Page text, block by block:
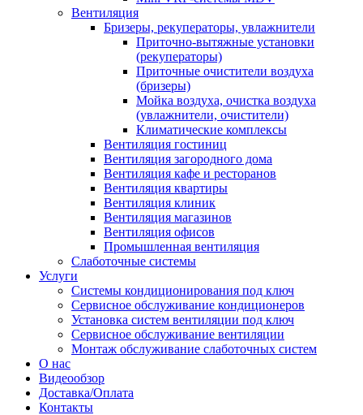
Вентиляция
Бризеры, рекуператоры, увлажнители
Приточно-вытяжные установки
(рекуператоры)
Приточные очистители воздуха
(бризеры)
Мойка воздуха, очистка воздуха
(увлажнители, очистители)
Климатические комплексы
Вентиляция гостиниц
Вентиляция загородного дома
Вентиляция кафе и ресторанов
Вентиляция квартиры
Вентиляция клиник
Вентиляция магазинов
Вентиляция офисов
Промышленная вентиляция
Слаботочные системы
Услуги
Системы кондиционирования под ключ
Сервисное обслуживание кондиционеров
Установка систем вентиляции под ключ
Сервисное обслуживание вентиляции
Монтаж обслуживание слаботочных систем
О нас
Видеообзор
Доставка/Оплата
Контакты